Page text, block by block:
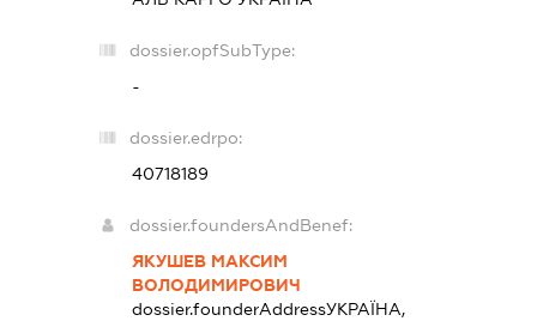
dossier.opfSubType:
-
dossier.edrpo:
40718189
dossier.foundersAndBenef:
ЯКУШЕВ МАКСИМ
ВОЛОДИМИРОВИЧ
dossier.founderAddressУКРАЇНА,